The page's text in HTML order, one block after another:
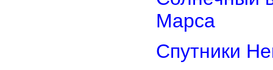
Марса
Спутники